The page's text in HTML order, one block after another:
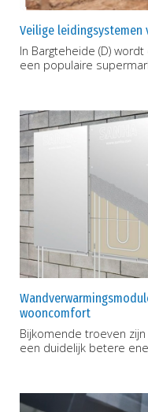
Veilige leidingsystemen
In Bargteheide (D)
een populaire
wooncomfort
Bijkomende troeven
een duidelijk betere